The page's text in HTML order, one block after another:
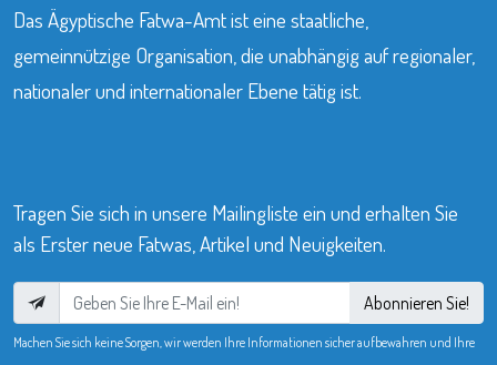
Das Ägyptische Fatwa-Amt ist eine staatliche,
gemeinnützige Organisation, die unabhängig auf regionaler,
nationaler und internationaler Ebene tätig ist.
Tragen Sie sich in unsere Mailingliste ein und erhalten Sie
als Erster neue Fatwas, Artikel und Neuigkeiten.
Abonnieren Sie!
Machen Sie sich keine Sorgen, wir werden Ihre Informationen sicher aufbewahren und Ihre